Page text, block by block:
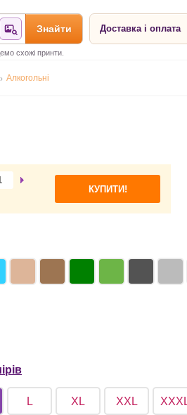
Знайти за фотографією
Знайти
схожі принти.
Доставка і оплата
Алкогольні
L XL XXL